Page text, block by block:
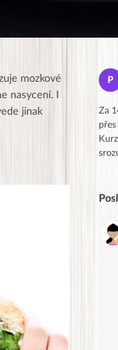
mozkové
nasycení. I
jinak
za krásný pátek,
P
Za